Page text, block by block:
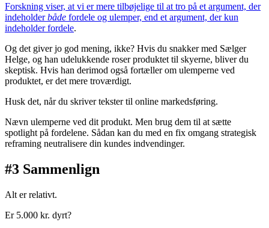
Forskning viser, at vi er mere tilbøjelige til at tro på et argument, der
indeholderbåde fordele og ulemper, end et argument, der kun
indeholder fordele.
Og det giver jo god mening, ikke? Hvis du snakker med Sælger
Helge, og han udelukkende roser produktet til skyerne, bliver du
skeptisk. Hvis han derimod også fortæller om ulemperne ved
produktet, er det mere troværdigt.
Husk det, når du skriver tekster til online markedsføring.
Nævn ulemperne ved dit produkt. Men brug dem til at sætte
spotlight på fordelene. Sådan kan du med en fix omgang strategisk
reframing neutralisere din kundes indvendinger.
#3 Sammenlign
Alt er relativt.
Er 5.000 kr. dyrt?